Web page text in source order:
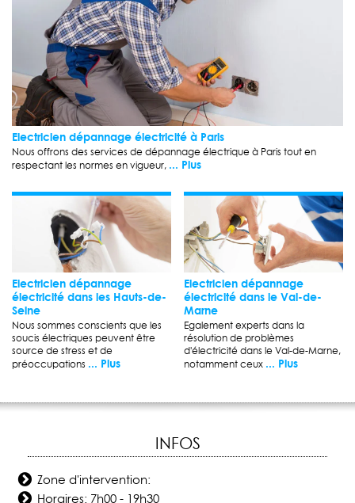
Electricien dépannage électricité à Paris
Nous offrons des services de dépannage électrique à Paris tout en
respectant les normes en vigueur, ... Plus
Electricien dépannage
électricité dans les Hauts-de-
Seine
Nous sommes conscients que les
soucis électriques peuvent être
source de stress et de
préoccupations ... Plus
Electricien dépannage
électricité dans le Val-de-
Marne
Egalement experts dans la
résolution de problèmes
d'électricité dans le Val-de-Marne,
notamment ceux ... Plus
INFOS
Zone d'intervention:
Horaires: 7h00 - 19h30